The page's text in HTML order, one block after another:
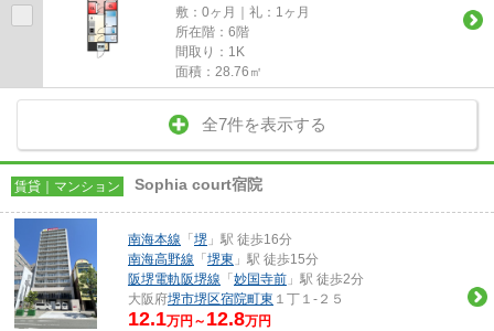
敷：0ヶ月｜礼：1ヶ月
所在階：6階
間取り：1K
面積：28.76㎡
全7件を表示する
賃貸｜マンション Sophia court宿院
南海本線 「 堺 」駅 徒歩16分
南海高野線 「 堺東 」駅 徒歩15分
阪堺電軌阪堺線 「 妙国寺前 」駅 徒歩2分
大阪府堺市堺区宿院町東 １丁１-２５
12.1万円～ 12.8万円